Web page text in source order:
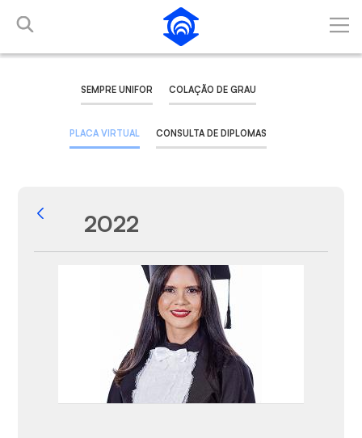
Pular para o Conteúdo principal
SEMPRE UNIFOR COLAÇÃO DE GRAU
PLACA VIRTUAL CONSULTA DE DIPLOMAS
Voltar
2022